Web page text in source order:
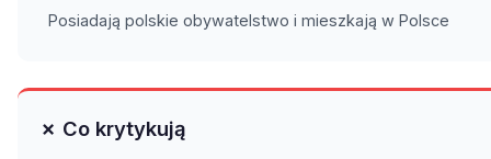
Posiadają polskie obywatelstwo i mieszkają w Polsce
✗ Co krytykują